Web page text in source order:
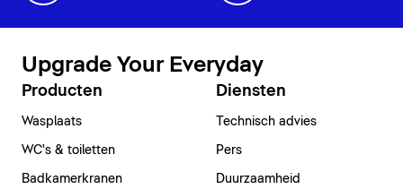
Upgrade Your Everyday
Producten
Wasplaats
WC's & toiletten
Badkamerkranen
Diensten
Technisch advies
Pers
Duurzaamheid